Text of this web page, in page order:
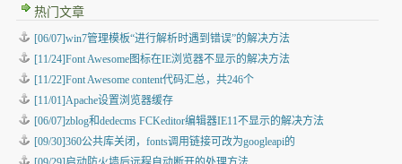
热门文章
[06/07]win7管理模板“进行解析时遇到错误”的解决方法
[11/24]Font Awesome图标在IE浏览器不显示的解决方法
[11/22]Font Awesome content代码汇总，共246个
[11/01]Apache设置浏览器缓存
[06/07]zblog和dedecms FCKeditor编辑器IE11不显示的解决方法
[09/30]360公共库关闭，fonts调用链接可改为googleapi的